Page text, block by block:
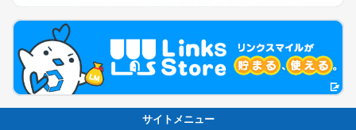
サイトメニュー